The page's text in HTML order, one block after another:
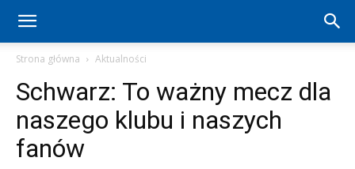
Hertha
Berlin
Strona główna Aktualności
Schwarz: To ważny mecz dla
naszego klubu i naszych
fanów